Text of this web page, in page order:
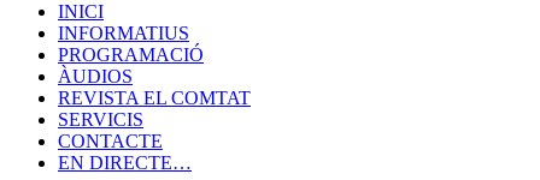
INICI
INFORMATIUS
PROGRAMACIÓ
ÀUDIOS
REVISTA EL COMTAT
SERVICIS
CONTACTE
EN DIRECTE…